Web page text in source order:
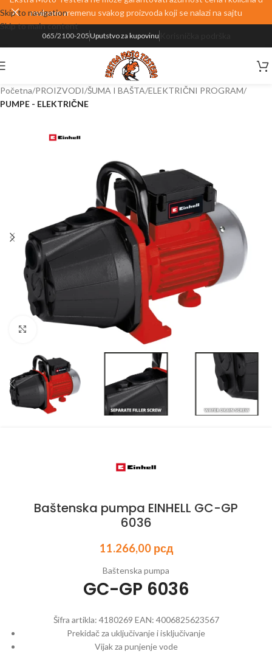
Skip to navigation
Skip to main content
realnom vremenu svakog proizvoda koji se nalazi na sajtu
065/2100-205Uputstvo za kupovinu
Početna PROIZVODI ŠUMA I BAŠTA ELEKTRIČNI PROGRAM
PUMPE - ELEKTRIČNE
Kliknite za uvećanje
Baštenska pumpa EINHELL GC-GP
6036
11.266,00 рсд
Baštenska pumpa
GC-GP 6036
Šifra artikla: 4180269 EAN: 4006825623567
Prekidač za uključivanje i isključivanje
Vijak za punjenje vode